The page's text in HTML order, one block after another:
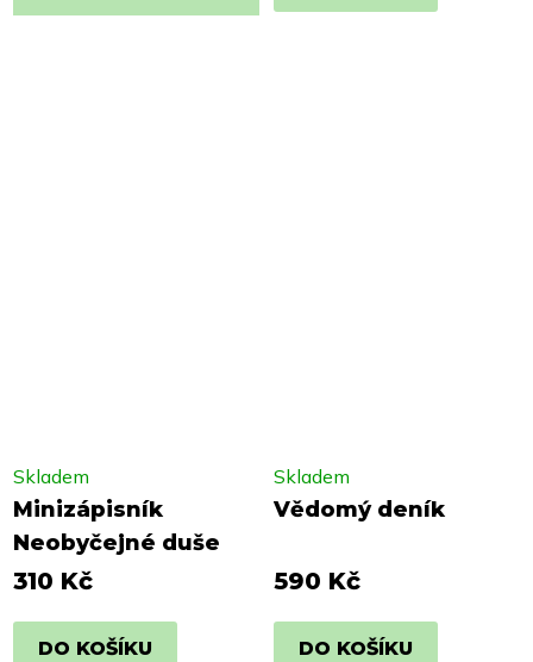
Minizápisník
Neobyčejné duše
Skladem
310 Kč
DO KOŠÍKU
Vědomý deník
Skladem
590 Kč
DO KOŠÍKU